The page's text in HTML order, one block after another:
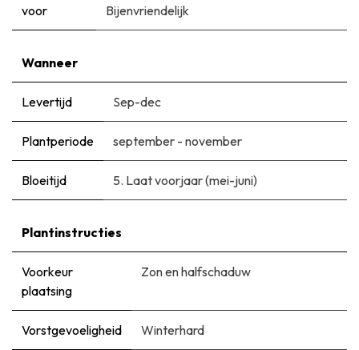
voor
Bijenvriendelijk
Wanneer
Levertijd Sep-dec
Plantperiode september - november
Bloeitijd 5. Laat voorjaar (mei-juni)
Plantinstructies
Voorkeur
plaatsing
Zon en halfschaduw
Vorstgevoeligheid Winterhard